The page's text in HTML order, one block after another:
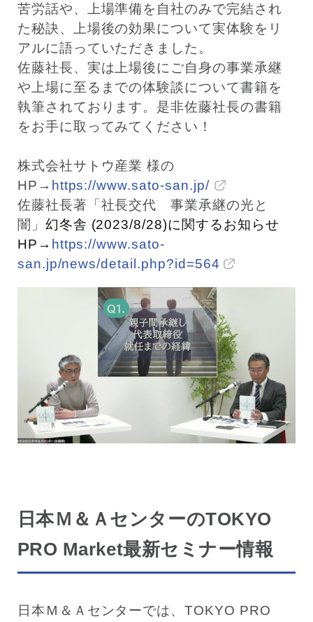
苦労話や、上場準備を自社のみで完結され
た秘訣、上場後の効果について実体験をリ
アルに語っていただきました。
佐藤社長、実は上場後にご自身の事業承継
や上場に至るまでの体験談について書籍を
執筆されております。是非佐藤社長の書籍
をお手に取ってみてください！
株式会社サトウ産業 様の
HP→ https://www.sato-san.jp/
佐藤社長著「社長交代 事業承継の光と
闇」 幻冬舎 (2023/8/28)に関するお知らせ
HP→ https://www.sato-
san.jp/news/detail.php?id=564
日本Ｍ＆ＡセンターのTOKYO
PRO Market最新セミナー情報
日本Ｍ＆Ａセンターでは、TOKYO PRO